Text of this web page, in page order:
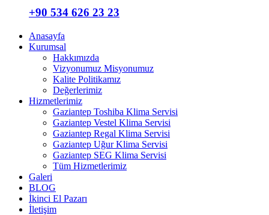
+90 534 626 23 23
Anasayfa
Kurumsal
Hakkımızda
Vizyonumuz Misyonumuz
Kalite Politikamız
Değerlerimiz
Hizmetlerimiz
Gaziantep Toshiba Klima Servisi
Gaziantep Vestel Klima Servisi
Gaziantep Regal Klima Servisi
Gaziantep Uğur Klima Servisi
Gaziantep SEG Klima Servisi
Tüm Hizmetlerimiz
Galeri
BLOG
İkinci El Pazarı
İletişim